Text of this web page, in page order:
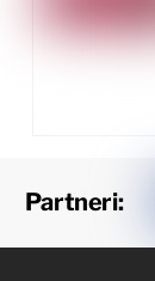
Partneri: